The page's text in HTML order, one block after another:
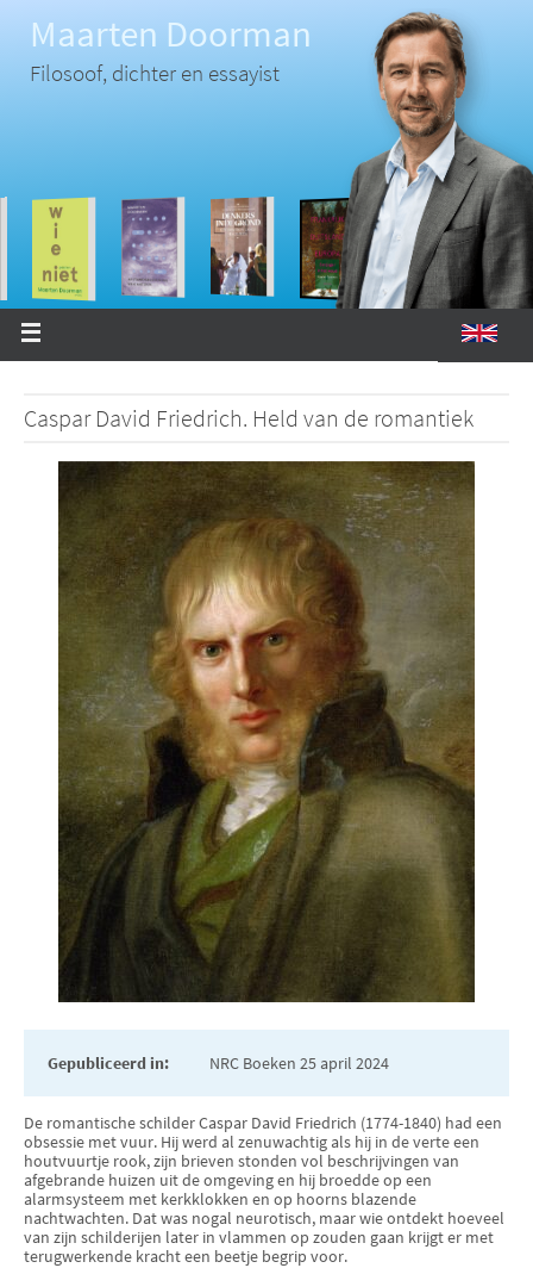
inhoud
Maarten Doorman
Filosoof, dichter en essayist
Caspar David Friedrich. Held van de romantiek
Gepubliceerd in: NRC Boeken 25 april 2024
De romantische schilder Caspar David Friedrich (1774-1840) had een
obsessie met vuur. Hij werd al zenuwachtig als hij in de verte een
houtvuurtje rook, zijn brieven stonden vol beschrijvingen van
afgebrande huizen uit de omgeving en hij broedde op een
alarmsysteem met kerkklokken en op hoorns blazende
nachtwachten. Dat was nogal neurotisch, maar wie ontdekt hoeveel
van zijn schilderijen later in vlammen op zouden gaan krijgt er met
terugwerkende kracht een beetje begrip voor.